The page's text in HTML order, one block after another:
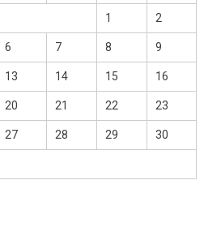
1 2
6 7 8 9
13 14 15 16
20 21 22 23
27 28 29 30